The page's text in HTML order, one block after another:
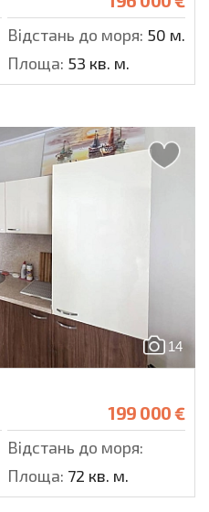
Відстань до моря: 50 м.
Площа: 53 кв. м.
14
199 000 €
Відстань до моря:
Площа: 72 кв. м.